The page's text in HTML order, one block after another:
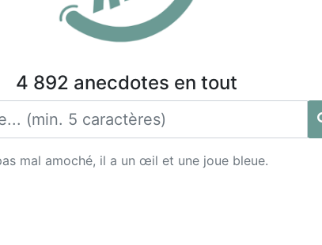
4 892 anecdotes en tout
mal amoché, il a un œil et une joue bleue.